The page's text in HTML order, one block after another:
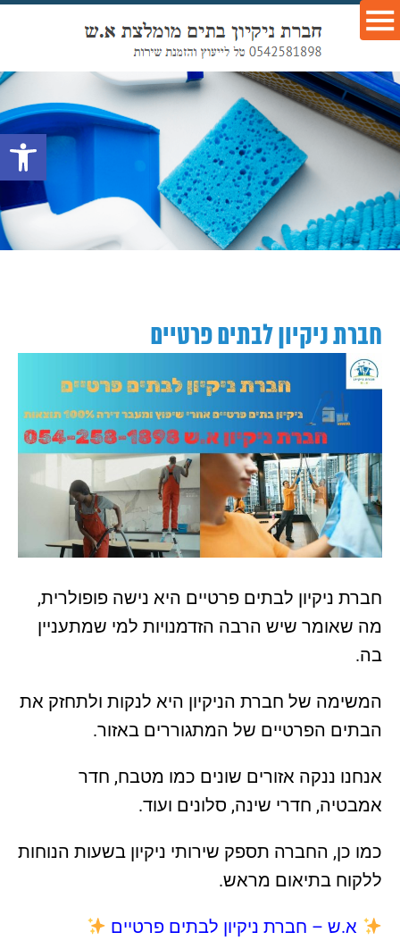
פתח
חברת ניקיון לבתים פרטיים
חברת ניקיון לבתים פרטיים היא נישה פופולרית,
מה שאומר שיש הרבה הזדמנויות למי שמתעניין
בה.
המשימה של חברת הניקיון היא לנקות ולתחזק את
הבתים הפרטיים של המתגוררים באזור.
אנחנו ננקה אזורים שונים כמו מטבח, חדר
אמבטיה, חדרי שינה, סלונים ועוד.
כמו כן, החברה תספק שירותי ניקיון בשעות הנוחות
ללקוח בתיאום מראש.
א.ש – חברת ניקיון לבתים פרטיים